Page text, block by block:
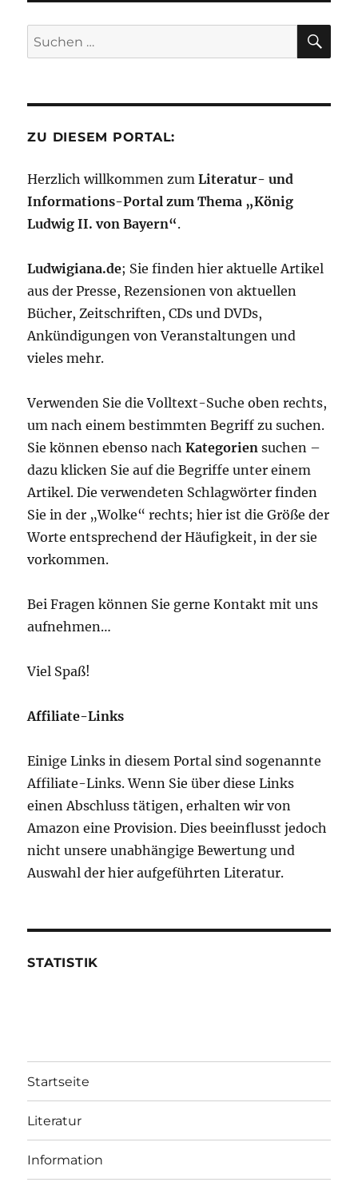
Suchen
nach:
ZU DIESEM PORTAL:
Herzlich willkommen zumLiteratur- und
Informations-Portal zum Thema „König
Ludwig II. von Bayern“.
Ludwigiana.de; Sie finden hier aktuelle Artikel
aus der Presse, Rezensionen von aktuellen
Bücher, Zeitschriften, CDs und DVDs,
Ankündigungen von Veranstaltungen und
vieles mehr.
Verwenden Sie die Volltext-Suche oben rechts,
um nach einem bestimmten Begriff zu suchen.
Sie können ebenso nachKategorien suchen –
dazu klicken Sie auf die Begriffe unter einem
Artikel. Die verwendeten Schlagwörter finden
Sie in der „Wolke“ rechts; hier ist die Größe der
Worte entsprechend der Häufigkeit, in der sie
vorkommen.
Bei Fragen können Sie gerne Kontakt mit uns
aufnehmen…
Viel Spaß!
Affiliate-Links
Einige Links in diesem Portal sind sogenannte
Affiliate-Links. Wenn Sie über diese Links
einen Abschluss tätigen, erhalten wir von
Amazon eine Provision. Dies beeinflusst jedoch
nicht unsere unabhängige Bewertung und
Auswahl der hier aufgeführten Literatur.
STATISTIK
Startseite
Literatur
Information